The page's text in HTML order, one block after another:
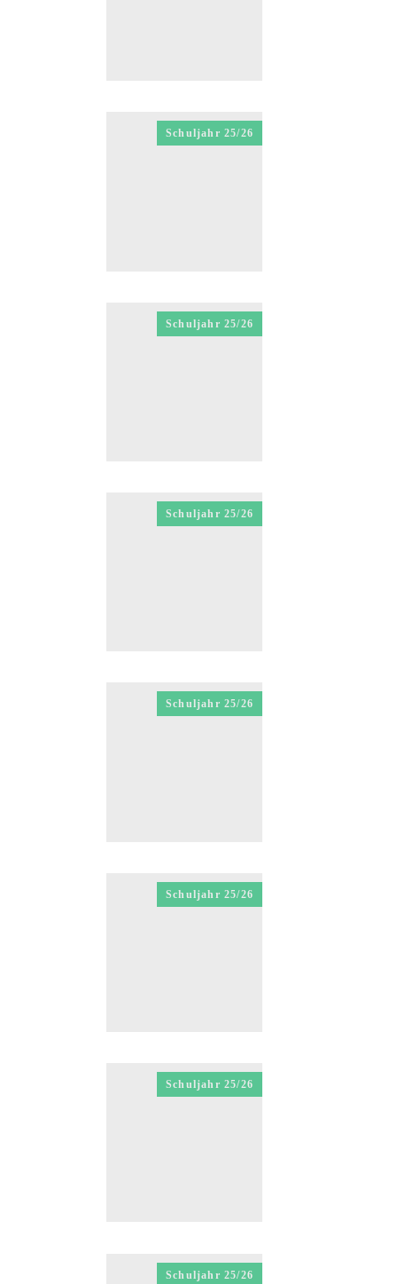
Schuljahr 25/26
Schuljahr 25/26
Schuljahr 25/26
Schuljahr 25/26
Schuljahr 25/26
Schuljahr 25/26
Schuljahr 25/26